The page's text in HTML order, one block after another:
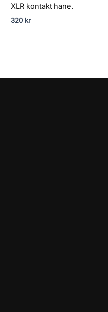
XLR kontakt hane.
320 kr